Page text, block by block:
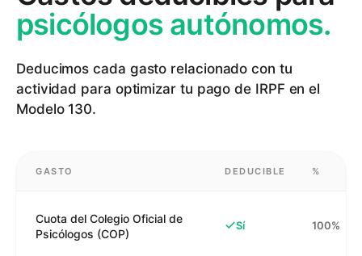
psicólogos autónomos.
Deducimos cada gasto relacionado con tu
actividad para optimizar tu pago de IRPF en el
Modelo 130.
GASTO DEDUCIBLE %
Cuota del Colegio Oficial de
Psicólogos (COP)
Sí 100%